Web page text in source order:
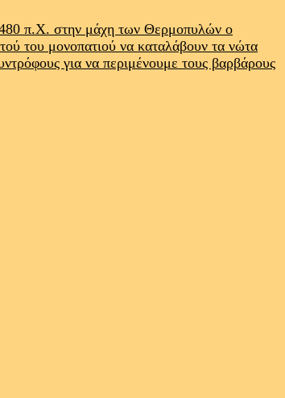
480 π.Χ. στην μάχη των Θερμοπυλών ο
του μονοπατιού να καταλάβουν τα νώτα
για να περιμένουμε τους βαρβάρους